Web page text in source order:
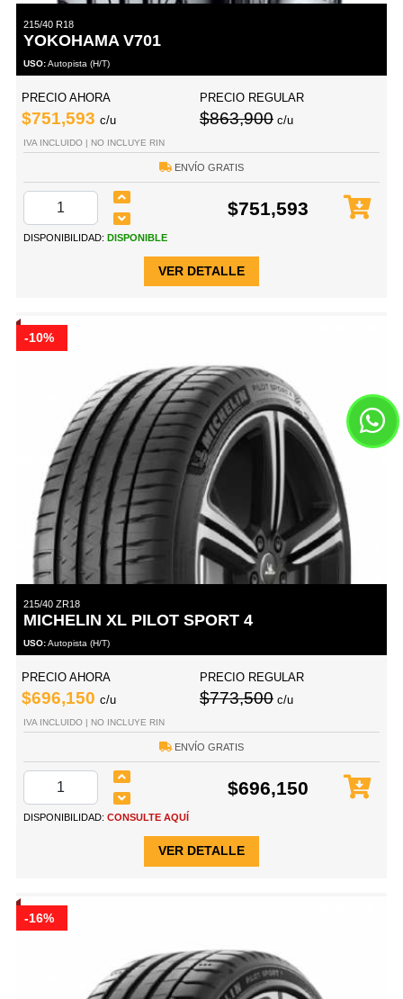
215/40 R18
YOKOHAMA V701
USO:Autopista (H/T)
PRECIO AHORA
$751,593 c/u
PRECIO REGULAR
$863,900 c/u
IVA INCLUIDO | NO INCLUYE RIN
ENVÍO GRATIS
$751,593
DISPONIBILIDAD: DISPONIBLE
VER DETALLE
-10%
215/40 ZR18
MICHELIN XL PILOT SPORT 4
USO:Autopista (H/T)
PRECIO AHORA
$696,150 c/u
PRECIO REGULAR
$773,500 c/u
IVA INCLUIDO | NO INCLUYE RIN
ENVÍO GRATIS
$696,150
DISPONIBILIDAD: CONSULTE AQUÍ
VER DETALLE
-16%